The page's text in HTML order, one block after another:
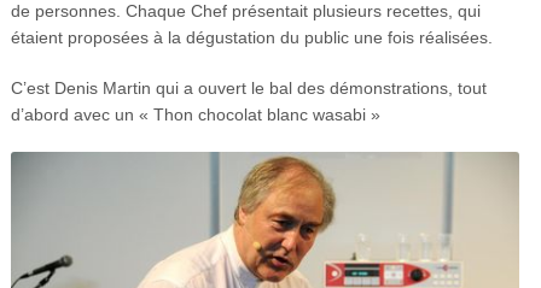
de personnes. Chaque Chef présentait plusieurs recettes, qui
étaient proposées à la dégustation du public une fois réalisées.
C’est Denis Martin qui a ouvert le bal des démonstrations, tout
d’abord avec un « Thon chocolat blanc wasabi »